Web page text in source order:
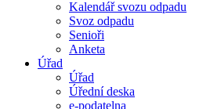
Kalendář svozu odpadu
Svoz odpadu
Senioři
Anketa
Úřad
Úřad
Úřední deska
e-podatelna